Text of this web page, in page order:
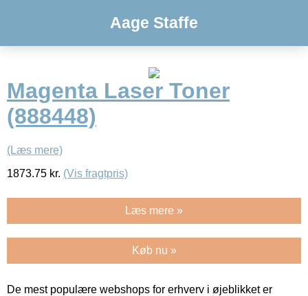
Aage Staffe
Magenta Laser Toner
(888448)
(Læs mere)
1873.75 kr. (Vis fragtpris)
Læs mere »
Køb nu »
De mest populære webshops for erhverv i øjeblikket er